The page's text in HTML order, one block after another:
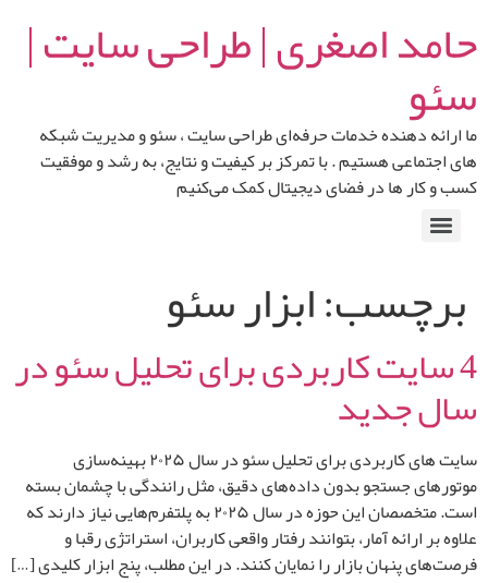
حامد اصغری | طراحی سایت |
سئو
ما ارائه‌ دهنده خدمات حرفه‌ای طراحی سایت ، سئو و مدیریت شبکه‌
های اجتماعی هستیم . با تمرکز بر کیفیت و نتایج، به رشد و موفقیت
کسب‌ و کار ها در فضای دیجیتال کمک می‌کنیم
برچسب:ابزار سئو
4 سایت کاربردی برای تحلیل سئو در
سال جدید
سایت های کاربردی برای تحلیل سئو در سال ۲۰۲۵ بهینه‌سازی
موتورهای جستجو بدون داده‌های دقیق، مثل رانندگی با چشمان بسته
است. متخصصان این حوزه در سال ۲۰۲۵ به پلتفرم‌هایی نیاز دارند که
علاوه بر ارائه آمار، بتوانند رفتار واقعی کاربران، استراتژی رقبا و
فرصت‌های پنهان بازار را نمایان کنند. در این مطلب، پنج ابزار کلیدی […]